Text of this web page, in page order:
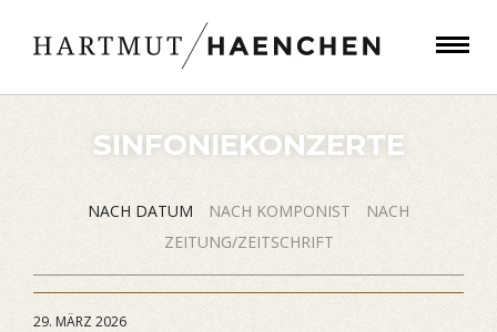
SINFONIEKONZERTE
NACH DATUM NACH KOMPONIST
NACH
ZEITUNG/ZEITSCHRIFT
29. MÄRZ 2026